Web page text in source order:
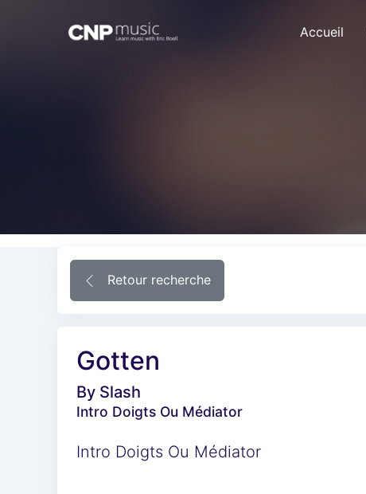
Accueil
Retour recherche
Gotten
By Slash
Intro Doigts Ou Médiator
Intro Doigts Ou Médiator